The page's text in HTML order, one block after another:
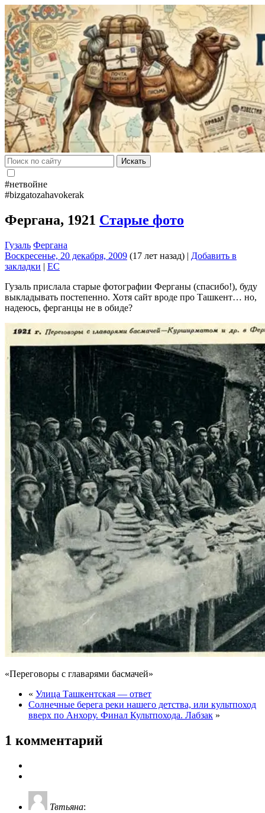
Искать
#нетвойне
#bizgatozahavokerak
Фергана, 1921 Старые фото
Гузаль Фергана
Воскресенье, 20 декабря, 2009 (17 лет назад) | Добавить в
закладки | EC
Гузаль прислала старые фотографии Ферганы (спасибо!), буду
выкладывать постепенно. Хотя сайт вроде про Ташкент… но,
надеюсь, ферганцы не в обиде?
«Переговоры с главарями басмачей»
« Улица Ташкентская — ответ
Солнечные берега реки нашего детства, или культпоход
вверх по Анхору. Финал Культпохода. Лабзак »
1 комментарий
Твтьяна: